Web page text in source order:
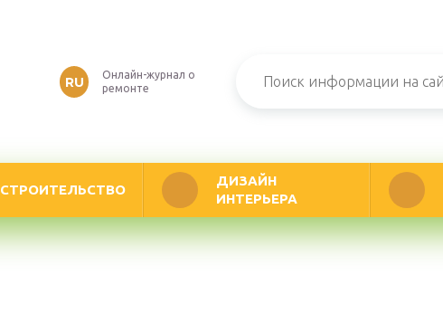
RU
Онлайн-журнал о
ремонте
СТРОИТЕЛЬСТВО
ДИЗАЙН
ИНТЕРЬЕРА